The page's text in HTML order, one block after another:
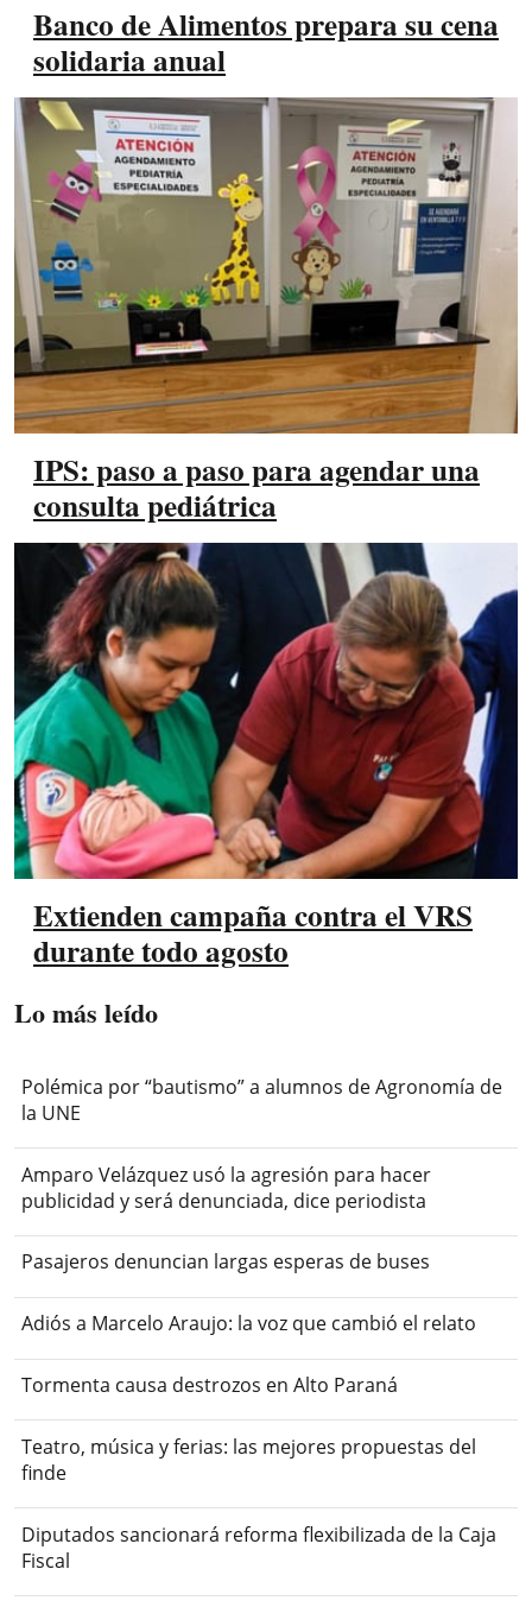
Banco de Alimentos prepara su cena
solidaria anual
IPS: paso a paso para agendar una
consulta pediátrica
Extienden campaña contra el VRS
durante todo agosto
Lo más leído
Polémica por “bautismo” a alumnos de Agronomía de
la UNE
Amparo Velázquez usó la agresión para hacer
publicidad y será denunciada, dice periodista
Pasajeros denuncian largas esperas de buses
Adiós a Marcelo Araujo: la voz que cambió el relato
Tormenta causa destrozos en Alto Paraná
Teatro, música y ferias: las mejores propuestas del
finde
Diputados sancionará reforma flexibilizada de la Caja
Fiscal